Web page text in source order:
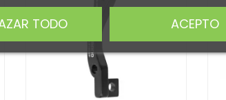
TODO ACEPTO